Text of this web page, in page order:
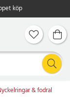
köp
& fodral